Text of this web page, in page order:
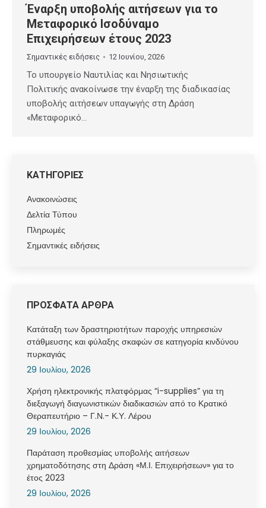
Έναρξη υποβολής αιτήσεων για το
Μεταφορικό Ισοδύναμο
Επιχειρήσεων έτους 2023
Σημαντικές ειδήσεις 12 Ιουνίου, 2026
Το υπουργείο Ναυτιλίας και Νησιωτικής
Πολιτικής ανακοίνωσε την έναρξη της διαδικασίας
υποβολής αιτήσεων υπαγωγής στη Δράση
«Μεταφορικό…
ΚΑΤΗΓΟΡΙΕΣ
Ανακοινώσεις
Δελτία Τύπου
Πληρωμές
Σημαντικές ειδήσεις
ΠΡΟΣΦΑΤΑ ΑΡΘΡΑ
Κατάταξη των δραστηριοτήτων παροχής υπηρεσιών
στάθμευσης και φύλαξης σκαφών σε κατηγορία κινδύνου
πυρκαγιάς
29 Ιουλίου, 2026
Χρήση ηλεκτρονικής πλατφόρμας “i-supplies” για τη
διεξαγωγή διαγωνιστικών διαδικασιών από το Κρατικό
Θεραπευτήριο – Γ.Ν.- Κ.Υ. Λέρου
29 Ιουλίου, 2026
Παράταση προθεσμίας υποβολής αιτήσεων
χρηματοδότησης στη Δράση «Μ.Ι. Επιχειρήσεων» για το
έτος 2023
29 Ιουλίου, 2026